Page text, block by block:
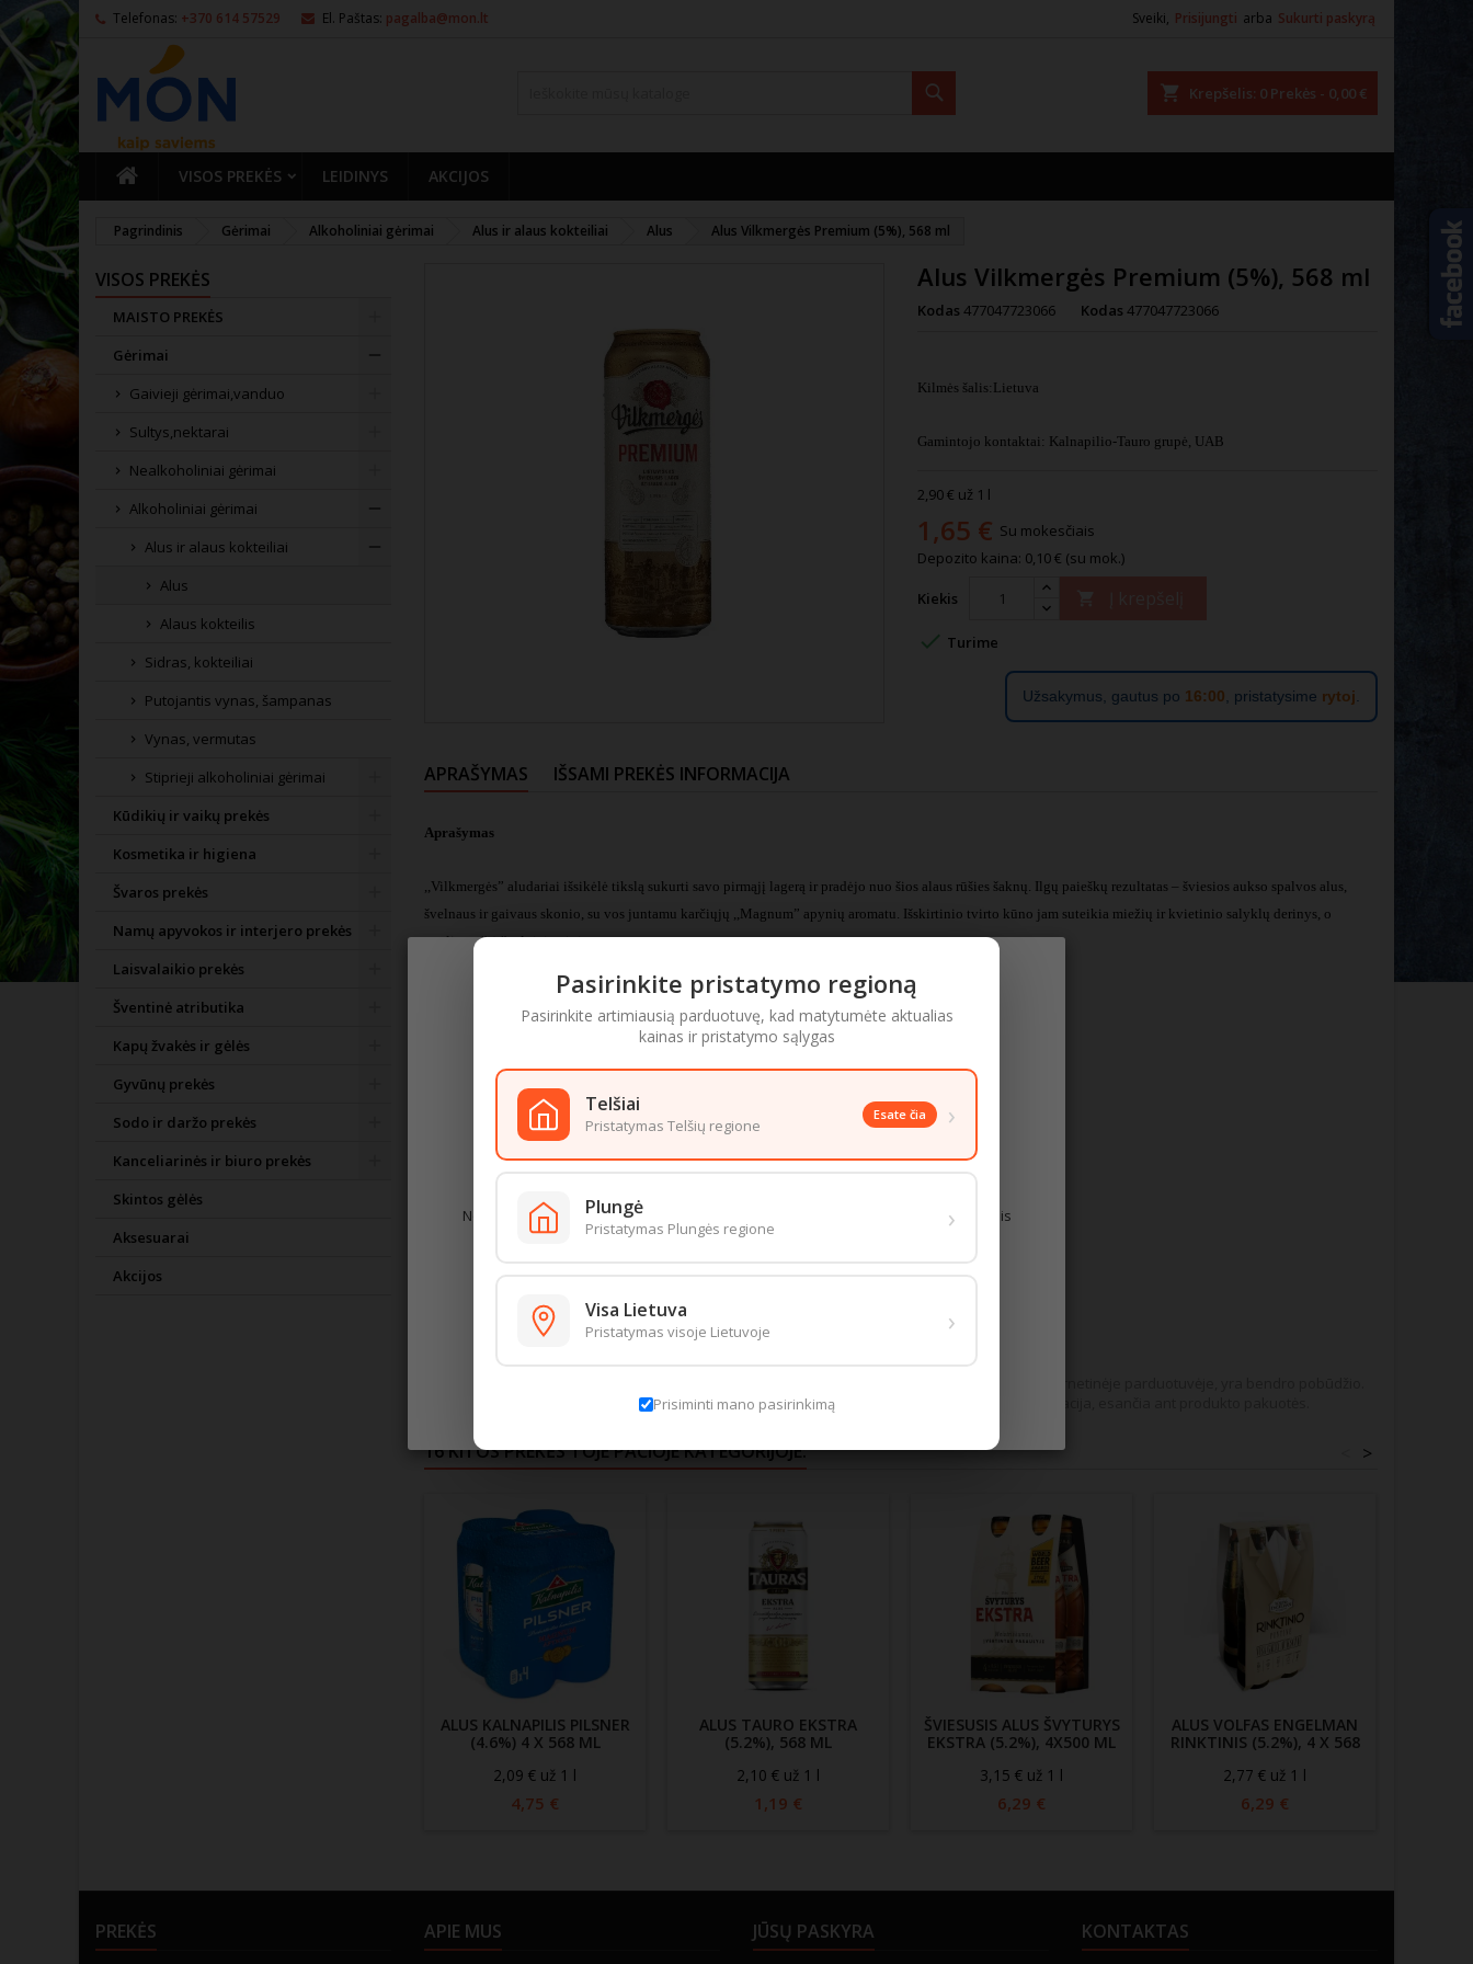
Telefonas: +370 614 57529 El. Paštas: pagalba@mon.lt Sveiki, Prisijungti arba Sukurti paskyrą
Krepšelis 0 Prekės - 0,00 €
PAGRINDINIS
VISOS PREKĖS LEIDINYS AKCIJOS
Pagrindinis Gėrimai Alkoholiniai gėrimai Alus ir alaus kokteiliai Alus Alus Vilkmergės Premium (5%), 568 ml
VISOS PREKĖS
MAISTO PREKĖS
Gėrimai
Gaivieji gėrimai,vanduo
Sultys,nektarai
Nealkoholiniai gėrimai
Alkoholiniai gėrimai
Alus ir alaus kokteiliai
Alus
Alaus kokteilis
Sidras, kokteiliai
Putojantis vynas, šampanas
Vynas, vermutas
Stiprieji alkoholiniai gėrimai
Kūdikių ir vaikų prekės
Kosmetika ir higiena
Švaros prekės
Namų apyvokos ir interjero prekės
Laisvalaikio prekės
Šventinė atributika
Kapų žvakės ir gėlės
Gyvūnų prekės
Sodo ir daržo prekės
Kanceliarinės ir biuro prekės
Skintos gėlės
Aksesuarai
Akcijos
Alus Vilkmergės Premium (5%), 568 ml
Kodas 477047723066 Kodas 477047723066
Kilmės šalis:Lietuva
Gamintojo kontaktai: Kalnapilio-Tauro grupė, UAB
2,90 € už 1 l
1,65 € Su mokesčiais
Depozito kaina: 0,10 € (su mok.)
Kiekis
 Turime
Užsakymus, gautus po 16:00 , pristatysime rytoj
APRAŠYMAS IŠSAMI PREKĖS INFORMACIJA
Aprašymas
,,Vilkmergės” aludariai išsikėlė tikslą sukurti savo pirmąjį lagerą ir pradėjo nuo šios alaus rūšies šaknų. Ilgų paieškų rezultatas – šviesios aukso spalvos alus,
švelnaus ir gaivaus skonio, su vos juntamu karčiųjų ,,Magnum” apynių aromatu. Išskirtinio tvirto kūno jam suteikia miežių ir kvietinio salyklų derinys, o
angliarūgštė švelniai gaivina.
Papildoma informacija
Vartodami alkoholį, rizikuojate savo sveikata, šeimos ir visuomenės gerove.
Sudedamosios dalys
Vanduo, miežių salyklas, kviečių salyklas, apyniai
Alkoholio koncentracija
Išsamesnė informacija pateikiama ant produkto pakuotės. Rekomenduojame vadovautis informacija, esančia ant produkto pakuotės.
16 KITOS PREKĖS TOJE PAČIOJE KATEGORIJOJE: >
ALUS KALNAPILIS PILSNER
(4.6%) 4 X 568 ML
2,09 € už 1 l
4,75 €
ALUS TAURO EKSTRA
(5.2%), 568 ML
2,10 € už 1 l
1,19 €
ŠVIESUSIS ALUS ŠVYTURYS
EKSTRA (5.2%), 4X500 ML
3,15 € už 1 l
6,29 €
ALUS VOLFAS ENGELMAN
RINKTINIS (5.2%), 4 X 568
2,77 € už 1 l
6,29 €
PREKĖS APIE MUS JŪSŲ PASKYRA KONTAKTAS
Amžiaus patvirtinimas
Norėdami patekti į šią prekių kategoriją, patvirtinkite, kad esate 20 metų ar vyresnis
Išeiti Patvirtinti
Pasirinkite pristatymo regioną
Pasirinkite artimiausią parduotuvę, kad matytumėte aktualias
kainas ir pristatymo sąlygas
Telšiai
Pristatymas Telšių regione
Esate čia ›
Plungė
Pristatymas Plungės regione ›
Visa Lietuva
Pristatymas visoje Lietuvoje ›
Prisiminti mano pasirinkimą